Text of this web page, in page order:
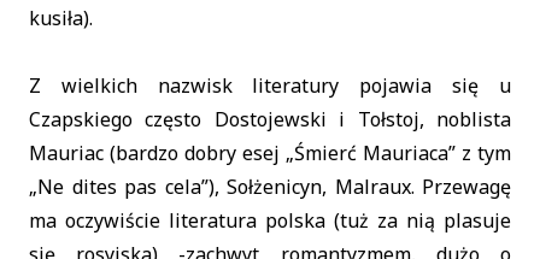
kusiła).
Z wielkich nazwisk literatury pojawia się u
Czapskiego często Dostojewski i Tołstoj, noblista
Mauriac (bardzo dobry esej „Śmierć Mauriaca” z tym
„Ne dites pas cela”), Sołżenicyn, Malraux. Przewagę
ma oczywiście literatura polska (tuż za nią plasuje